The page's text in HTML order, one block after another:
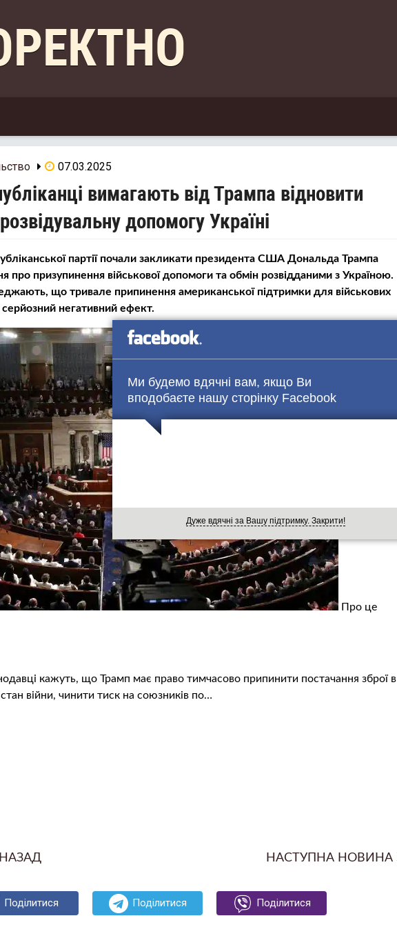
Ми будемо вдячні вам, якщо Ви
вподобаєте нашу сторінку Facebook
Дуже вдячні за Вашу підтримку. Закрити!
07.03.2025
вимагають від Трампа відновити
допомогу Україні
партії почали закликати президента США Дональда Трампа
про призупинення військової допомоги та обмін розвідданими з Україною.
що тривале припинення американської підтримки для військових
негативний ефект.
Про це
кажуть, що Трамп має право тимчасово припинити постачання зброї в
війни, чинити тиск на союзників по…
НАСТУПНА НОВИНА
Поділитися Поділитися Поділитися